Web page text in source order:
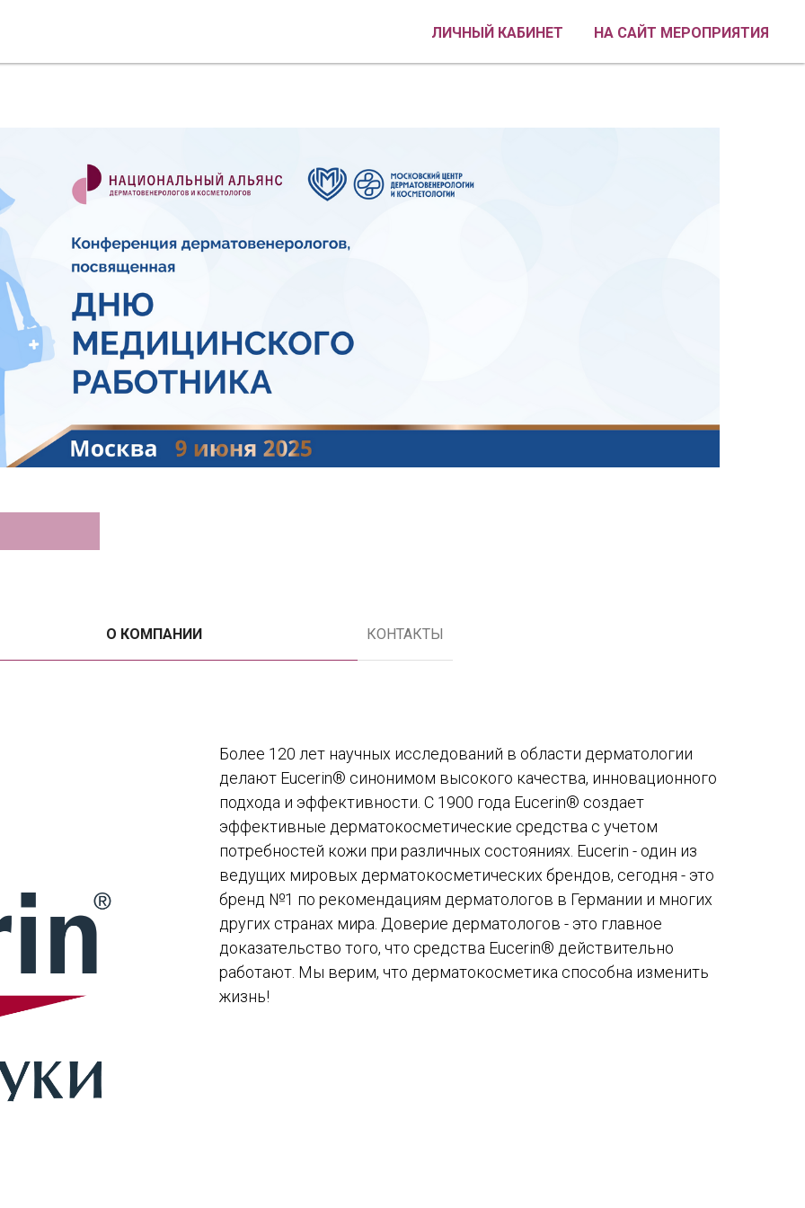
ЛИЧНЫЙ КАБИНЕТ НА САЙТ МЕРОПРИЯТИЯ
О КОМПАНИИ КОНТАКТЫ
Более 120 лет научных исследований в области дерматологии
делают Eucerin® синонимом высокого качества, инновационного
подхода и эффективности. С 1900 года Eucerin® создает
эффективные дерматокосметические средства с учетом
потребностей кожи при различных состояниях. Eucerin - один из
ведущих мировых дерматокосметических брендов, сегодня - это
бренд №1 по рекомендациям дерматологов в Германии и многих
других странах мира. Доверие дерматологов - это главное
доказательство того, что средства Eucerin® действительно
работают. Мы верим, что дерматокосметика способна изменить
жизнь!